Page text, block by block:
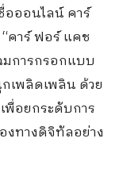
อออนไลน์ คาร์
คาร์ ฟอร์ แคช
มการกรอกแบบ
เพลิดเพลิน ด้วย
พื่อยกระดับการ
ทางดิจิทัลอย่าง